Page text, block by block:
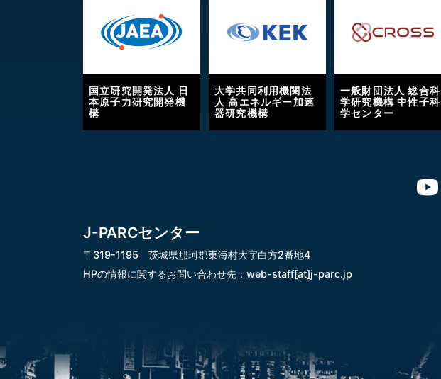
国立研究開発法人 日
本原子力研究開発機
構
大学共同利用機関法
人 高エネルギー加速
器研究機構
一般財団法人 総合科
学研究機構 中性子科
学センター
J-PARCセンター
〒319-1195 茨城県那珂郡東海村大字白方2番地4
HPの情報に関するお問い合わせ先： web-staff[at]j-parc.jp